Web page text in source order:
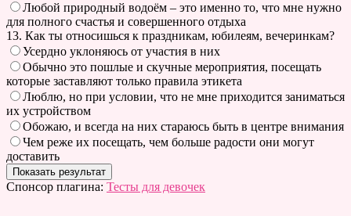
Любой природный водоём – это именно то, что мне нужно
для полного счастья и совершенного отдыха
13. Как ты относишься к праздникам, юбилеям, вечеринкам?
Усердно уклоняюсь от участия в них
Обычно это пошлые и скучные мероприятия, посещать
которые заставляют только правила этикета
Люблю, но при условии, что не мне приходится заниматься
их устройством
Обожаю, и всегда на них стараюсь быть в центре внимания
Чем реже их посещать, чем больше радости они могут
доставить
Спонсор плагина: Тесты для девочек